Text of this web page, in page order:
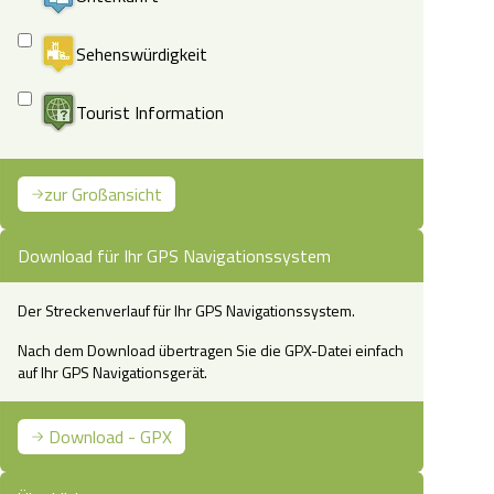
Wanderweg bei der Sängershöhe
Sehenswürdigkeit
Tourist Information
zur Großansicht
Download für Ihr GPS Navigationssystem
Der Streckenverlauf für Ihr GPS Navigationssystem.
Nach dem Download übertragen Sie die GPX-Datei einfach
auf Ihr GPS Navigationsgerät.
Download - GPX